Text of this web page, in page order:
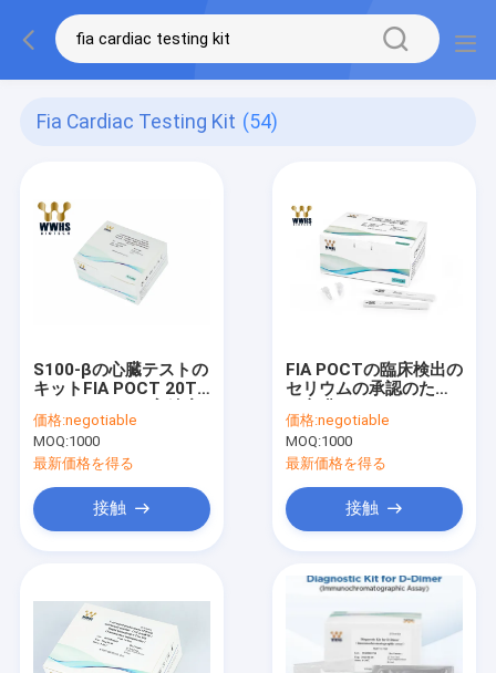
Fia Cardiac Testing Kit (54)
S100-βの心臓テストの
キットFIA POCT 20T
なセリウムの承認
価格:negotiable
MOQ:1000
最新価格を得る
接触
FIA POCTの臨床検出の
セリウムの承認のため
NTproBNP
価格:negotiable
MOQ:1000
最新価格を得る
接触